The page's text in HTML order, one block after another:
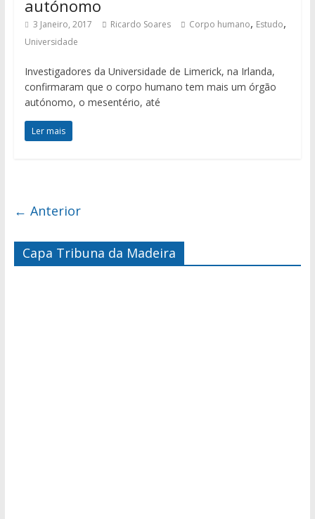
autónomo
3 Janeiro, 2017 Ricardo Soares Corpo humano, Estudo,
Universidade
Investigadores da Universidade de Limerick, na Irlanda,
confirmaram que o corpo humano tem mais um órgão
autónomo, o mesentério, até
Ler mais
← Anterior
Capa Tribuna da Madeira